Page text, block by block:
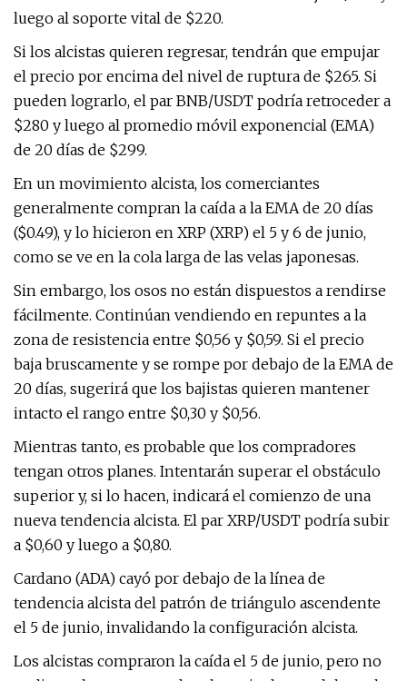
luego al soporte vital de $220.
Si los alcistas quieren regresar, tendrán que empujar
el precio por encima del nivel de ruptura de $265. Si
pueden lograrlo, el par BNB/USDT podría retroceder a
$280 y luego al promedio móvil exponencial (EMA)
de 20 días de $299.
En un movimiento alcista, los comerciantes
generalmente compran la caída a la EMA de 20 días
($0.49), y lo hicieron en XRP (XRP) el 5 y 6 de junio,
como se ve en la cola larga de las velas japonesas.
Sin embargo, los osos no están dispuestos a rendirse
fácilmente. Continúan vendiendo en repuntes a la
zona de resistencia entre $0,56 y $0,59. Si el precio
baja bruscamente y se rompe por debajo de la EMA de
20 días, sugerirá que los bajistas quieren mantener
intacto el rango entre $0,30 y $0,56.
Mientras tanto, es probable que los compradores
tengan otros planes. Intentarán superar el obstáculo
superior y, si lo hacen, indicará el comienzo de una
nueva tendencia alcista. El par XRP/USDT podría subir
a $0,60 y luego a $0,80.
Cardano (ADA) cayó por debajo de la línea de
tendencia alcista del patrón de triángulo ascendente
el 5 de junio, invalidando la configuración alcista.
Los alcistas compraron la caída el 5 de junio, pero no